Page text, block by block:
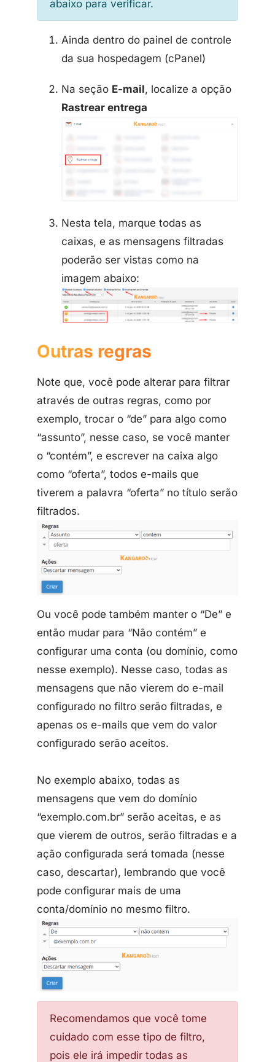
abaixo para verificar.
Ainda dentro do painel de controle
da sua hospedagem (cPanel)
Na seção E-mail, localize a opção
Rastrear entrega
Nesta tela, marque todas as
caixas, e as mensagens filtradas
poderão ser vistas como na
imagem abaixo:
Outras regras
Note que, você pode alterar para filtrar
através de outras regras, como por
exemplo, trocar o “de” para algo como
“assunto”, nesse caso, se você manter
o “contém”, e escrever na caixa algo
como “oferta”, todos e-mails que
tiverem a palavra “oferta” no título serão
filtrados.
Ou você pode também manter o “De” e
então mudar para “Não contém” e
configurar uma conta (ou domínio, como
nesse exemplo). Nesse caso, todas as
mensagens que não vierem do e-mail
configurado no filtro serão filtradas, e
apenas os e-mails que vem do valor
configurado serão aceitos.
No exemplo abaixo, todas as
mensagens que vem do domínio
“exemplo.com.br” serão aceitas, e as
que vierem de outros, serão filtradas e a
ação configurada será tomada (nesse
caso, descartar), lembrando que você
pode configurar mais de uma
conta/domínio no mesmo filtro.
Recomendamos que você tome
cuidado com esse tipo de filtro,
pois ele irá impedir todas as